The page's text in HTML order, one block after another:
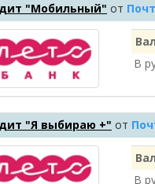
"Мобильный" от
В
"Я выбираю +" от
В